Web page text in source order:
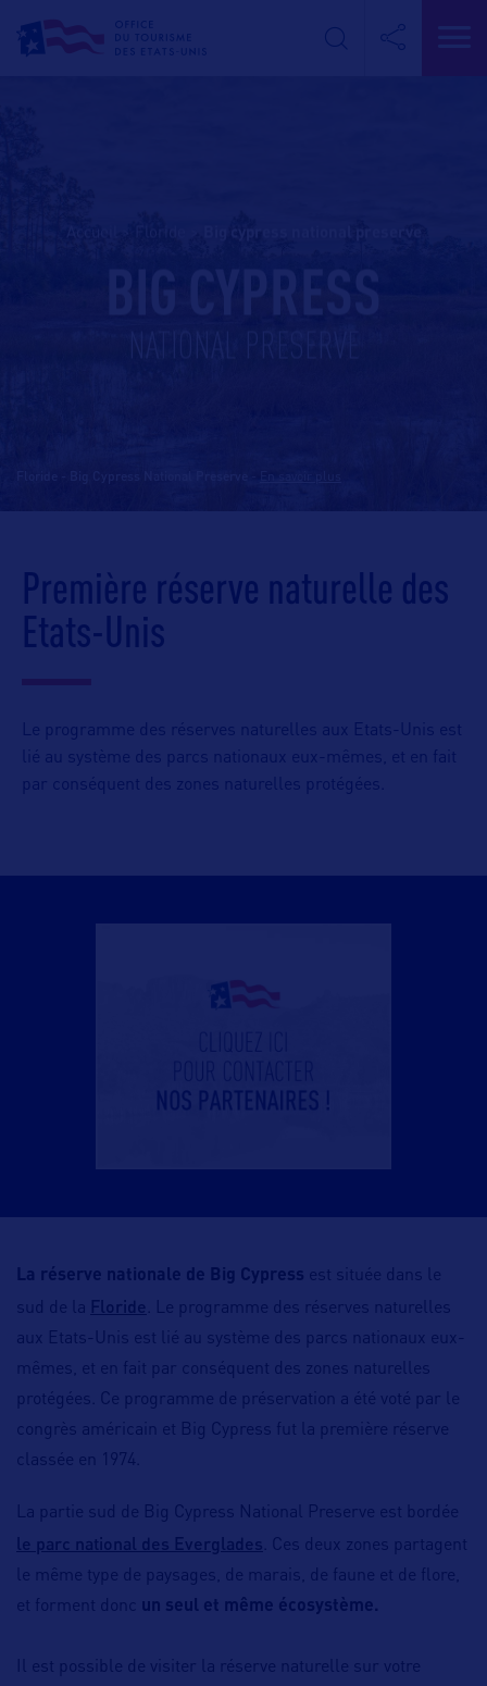
BIG CYPRESS
NATIONAL PRESERVE
Première réserve naturelle des
Etats-Unis
Le programme des réserves naturelles aux Etats-Unis est
lié au système des parcs nationaux eux-mêmes, et en fait
par conséquent des zones naturelles protégées.
La réserve nationale de Big Cypress est située dans le
sud de la Floride
. Le programme des réserves naturelles
aux Etats-Unis est lié au système des parcs nationaux eux-
mêmes, et en fait par conséquent des zones naturelles
protégées. Ce programme de préservation a été voté par le
congrès américain et Big Cypress fut la première réserve
classée en 1974.
La partie sud de Big Cypress National Preserve est bordée
le parc national des Everglades . Ces deux zones partagent
le même type de paysages, de marais, de faune et de flore,
et forment donc un seul et même écosystème.
Il est possible de visiter la réserve naturelle sur votre